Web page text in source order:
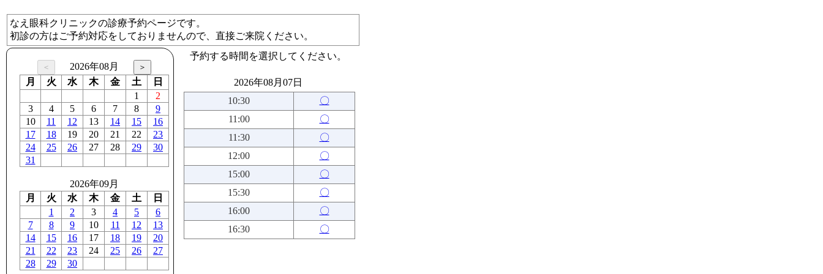
なえ眼科クリニックの診療予約ページです。
初診の方はご予約対応をしておりませんので、直接ご来院ください。
2026年08月
月
火 水 木 金 土
日
1
2
3
4 5 6 7 8
9
10
11 12 13 14 15
16
17
18 19 20 21 22
23
24
25 26 27 28 29
30
31
2026年09月
月
火 水 木 金 土
日
1
2 3 4 5
6
7
8 9 10 11 12
13
14
15 16 17 18 19
20
21
22 23 24 25 26
27
28
29 30
予約する時間を選択してください。
2026年08月07日
10:30
〇
11:00
〇
11:30
〇
12:00
〇
15:00
〇
15:30
〇
16:00
〇
16:30
〇